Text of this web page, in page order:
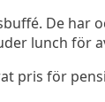
De har
lunch för
pris för